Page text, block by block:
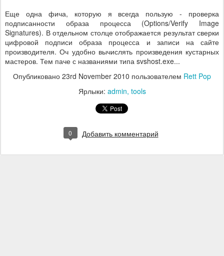
Еще одна фича, которую я всегда пользую - проверка
подписанности образа процесса (Options/Verify Image
Signatures). В отдельном столце отображается результат сверки
цифровой подписи образа процесса и записи на сайте
производителя. Оч удобно вычислять произведения кустарных
мастеров. Тем паче с названиями типа svshost.exe...
Опубликовано 23rd November 2010 пользователем Rett Pop
Ярлыки: admin tools
0 Добавить комментарий